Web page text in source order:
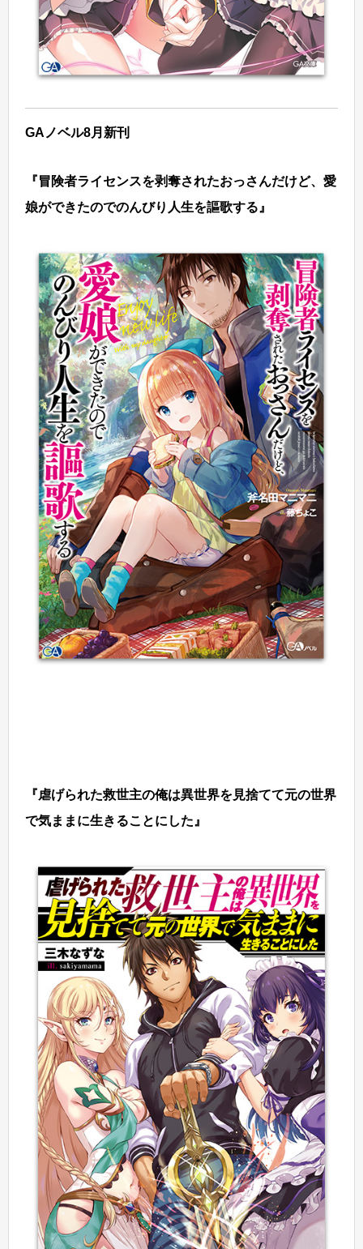
GA ノベル8月新刊
『冒険者ライセンスを剥奪されたおっさんだけど、愛
娘ができたのでのんびり人生を謳歌する』
『虐げられた救世主の俺は異世界を見捨てて元の世界
で気ままに生きることにした』